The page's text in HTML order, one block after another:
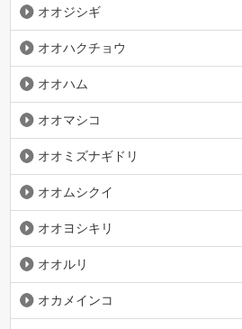
オオジシギ
オオハクチョウ
オオハム
オオマシコ
オオミズナギドリ
オオムシクイ
オオヨシキリ
オオルリ
オカメインコ